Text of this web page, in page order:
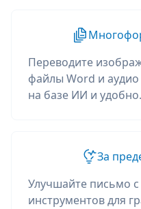
Переводите
файлы Word и
на базе ИИ и удобно.
За
Улучшайте письмо
инструментов для